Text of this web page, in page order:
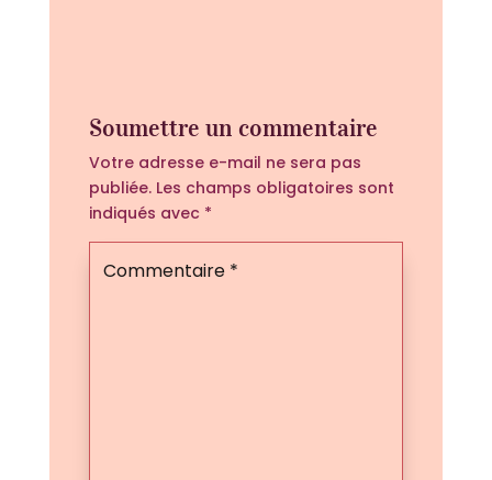
Soumettre un commentaire
Votre adresse e-mail ne sera pas
publiée. Les champs obligatoires sont
indiqués avec *